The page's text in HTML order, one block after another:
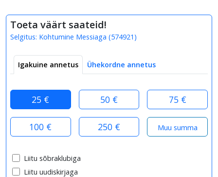
Toeta väärt saateid!
Selgitus: Kohtumine Messiaga (574921 )
Igakuine annetus Ühekordne annetus
25 € 50 € 75 €
100 € 250 €
Liitu sõbraklubiga
Liitu uudiskirjaga